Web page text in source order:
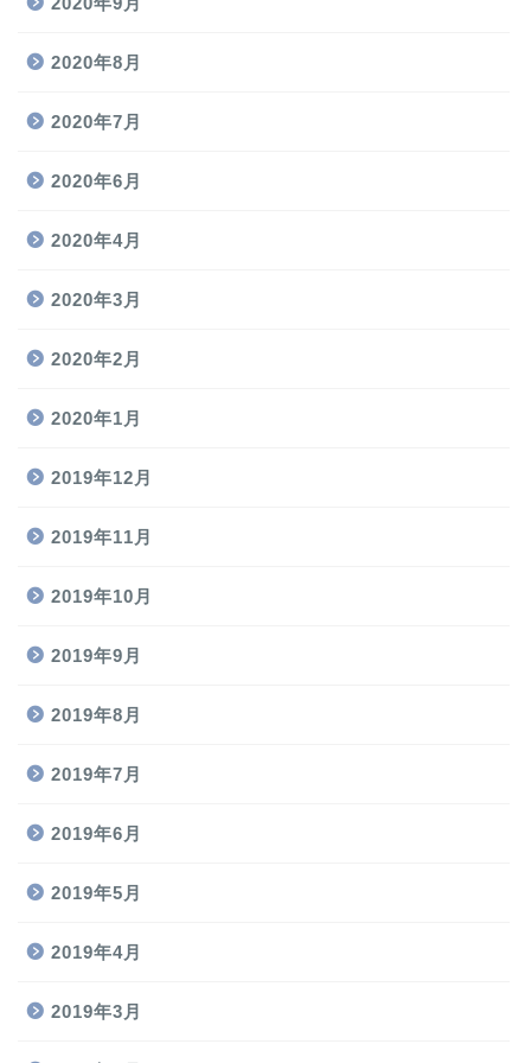
2020年8月
2020年7月
2020年6月
2020年4月
2020年3月
2020年2月
2020年1月
2019年12月
2019年11月
2019年10月
2019年9月
2019年8月
2019年7月
2019年6月
2019年5月
2019年4月
2019年3月